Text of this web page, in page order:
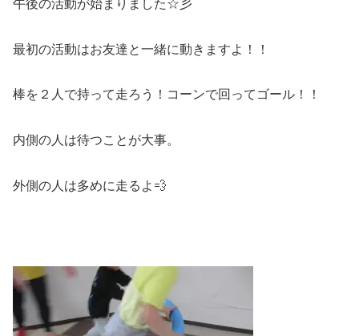
午後の活動が始まりました☆彡
最初の活動はお友達と一緒に動きますよ！！
棒を２人で持って走ろう！コーンで回ってゴール！！
内側の人は待つことが大事。
外側の人は多めに走るよ💨